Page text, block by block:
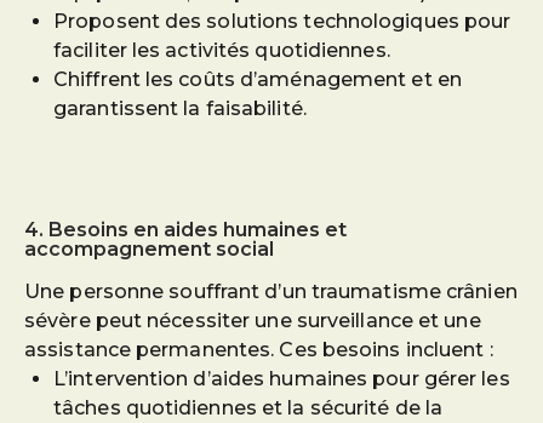
Proposent des solutions technologiques pour
faciliter les activités quotidiennes.
Chiffrent les coûts d’aménagement et en
garantissent la faisabilité.
4. Besoins en aides humaines et
accompagnement social
Une personne souffrant d’un traumatisme crânien
sévère peut nécessiter une surveillance et une
assistance permanentes. Ces besoins incluent :
L’intervention d’aides humaines pour gérer les
tâches quotidiennes et la sécurité de la